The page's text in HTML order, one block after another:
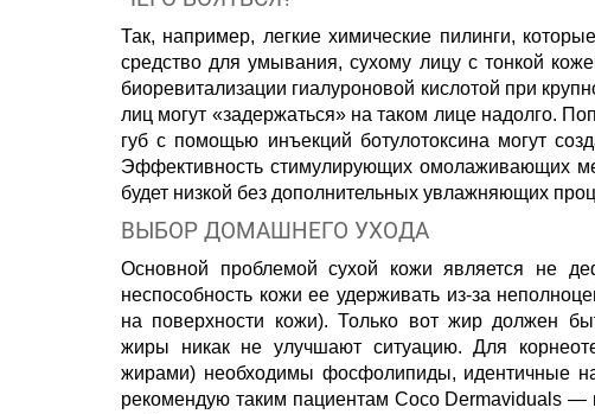
Так, например, легкие химические пилинги,
средство для умывания, сухому лицу с тонкой
биоревитализации гиалуроновой кислотой при
лиц могут «задержаться» на таком лице надолго.
губ с помощью инъекций ботулотоксина могут
Эффективность стимулирующих омолаживающих
будет низкой без дополнительных увлажняющих
ВЫБОР ДОМАШНЕГО УХОДА
Основной проблемой сухой кожи является не
неспособность кожи ее удерживать из-за
на поверхности кожи). Только вот жир должен
жиры никак не улучшают ситуацию. Для
жирами) необходимы фосфолипиды, идентичные
рекомендую таким пациентам Coco Dermaviduals —